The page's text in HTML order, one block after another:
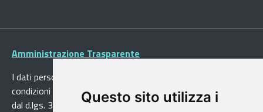
Questo sito utilizza i
Amministrazione Trasparente
I dati personali pubblicati sono riutilizzabili solo alle
condizioni previste dalla direttiva comunitaria 2003/98/CE e
dal d.lgs. 36/2006